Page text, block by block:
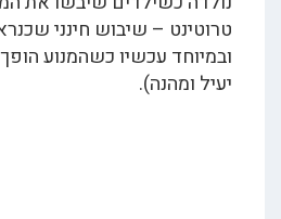
– שיבוש חינני שכנראה כבר
עכשיו כשהמנוע הופך את משחק